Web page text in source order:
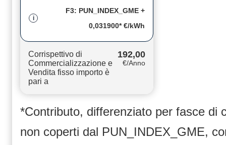
i
F3: PUN_INDEX_GME +
0,031900* €/kWh
Corrispettivo di
Commercializzazione e
Vendita fisso importo è
pari a
192,00
€/Anno
*Contributo, differenziato per fasce di
non coperti dal PUN_INDEX_GME,